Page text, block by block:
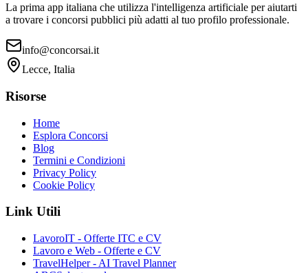
La prima app italiana che utilizza l'intelligenza artificiale per aiutarti
a trovare i concorsi pubblici più adatti al tuo profilo professionale.
info@concorsai.it
Lecce, Italia
Risorse
Home
Esplora Concorsi
Blog
Termini e Condizioni
Privacy Policy
Cookie Policy
Link Utili
LavoroIT - Offerte ITC e CV
Lavoro e Web - Offerte e CV
TravelHelper - AI Travel Planner